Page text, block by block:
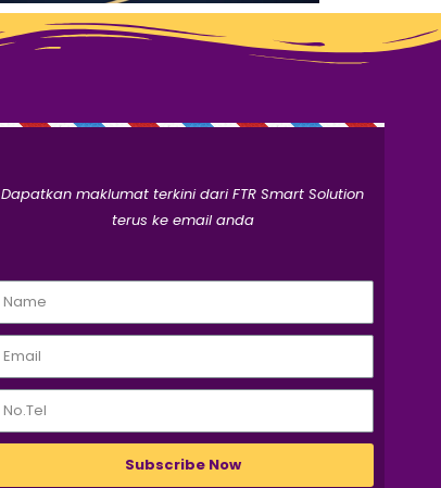
Dapatkan maklumat terkini dari FTR Smart Solution
terus ke email anda
Subscribe Now